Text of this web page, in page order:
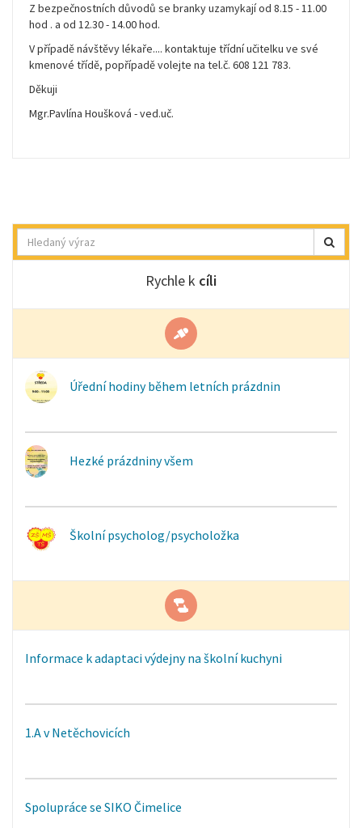
Z bezpečnostních důvodů se branky uzamykají od 8.15 - 11.00
hod . a od 12.30 - 14.00 hod.
V případě návštěvy lékaře.... kontaktuje třídní učitelku ve své
kmenové třídě, popřípadě volejte na tel.č. 608 121 783.
Děkuji
Mgr.Pavlína Houšková - ved.uč.
Hledat
Rychle k cíli
Úřední hodiny během letních prázdnin
Hezké prázdniny všem
Školní psycholog/psycholožka
Informace k adaptaci výdejny na školní kuchyni
1.A v Netěchovicích
Spolupráce se SIKO Čimelice